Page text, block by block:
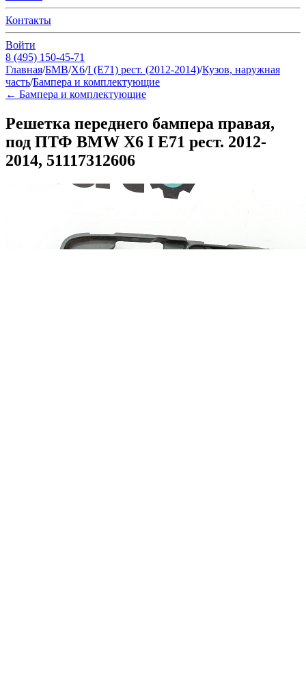
Контакты
Войти
8 (495) 150-45-71
Главная/БМВ/Х6/I (E71) рест. (2012-2014)/Кузов, наружная
часть/Бампера и комплектующие
← Бампера и комплектующие
Решетка переднего бампера правая,
под ПТФ BMW Х6 I E71 рест. 2012-
2014, 51117312606